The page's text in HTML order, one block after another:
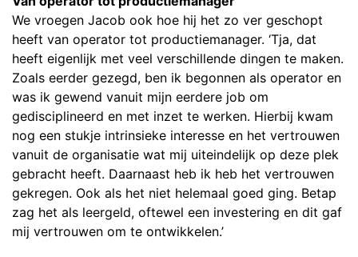
We vroegen Jacob ook hoe hij het zo ver geschopt
heeft van operator tot productiemanager. ‘Tja, dat
heeft eigenlijk met veel verschillende dingen te maken.
Zoals eerder gezegd, ben ik begonnen als operator en
was ik gewend vanuit mijn eerdere job om
gedisciplineerd en met inzet te werken. Hierbij kwam
nog een stukje intrinsieke interesse en het vertrouwen
vanuit de organisatie wat mij uiteindelijk op deze plek
gebracht heeft. Daarnaast heb ik heb het vertrouwen
gekregen. Ook als het niet helemaal goed ging. Betap
zag het als leergeld, oftewel een investering en dit gaf
mij vertrouwen om te ontwikkelen.’